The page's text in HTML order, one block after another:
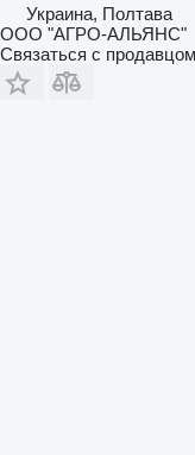
Украина, Полтава
ООО "АГРО-АЛЬЯНС"
Связаться с продавцом